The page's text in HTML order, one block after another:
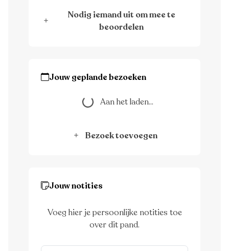
Nodig iemand uit om mee te
beoordelen
Jouw geplande bezoeken
Aan het laden...
Aan het laden...
Bezoek toevoegen
Jouw notities
Voeg hier je persoonlijke notities toe
over dit pand.